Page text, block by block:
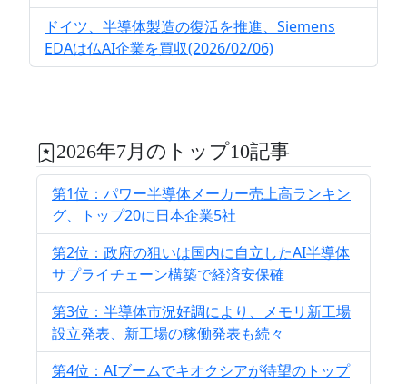
ドイツ、半導体製造の復活を推進、Siemens
EDAは仏AI企業を買収(2026/02/06)
2026年7月のトップ10記事
第1位：パワー半導体メーカー売上高ランキン
グ、トップ20に日本企業5社
第2位：政府の狙いは国内に自立したAI半導体
サプライチェーン構築で経済安保確
第3位：半導体市況好調により、メモリ新工場
設立発表、新工場の稼働発表も続々
第4位：AIブームでキオクシアが待望のトップ